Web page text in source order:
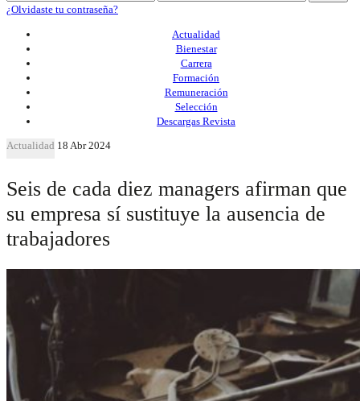
¿Olvidaste tu contraseña?
Actualidad
Bienestar
Carrera
Formación
Remuneración
Selección
Descargas Revista
Actualidad 18 Abr 2024
Seis de cada diez managers afirman que
su empresa sí sustituye la ausencia de
trabajadores